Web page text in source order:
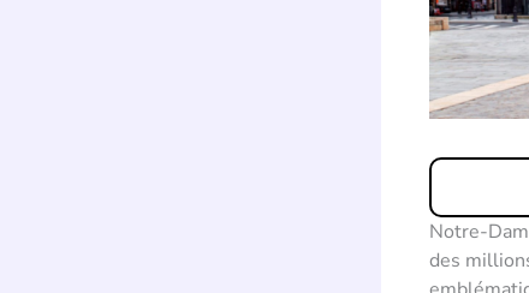
Notre-
des